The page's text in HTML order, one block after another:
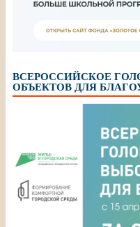
ВСЕРОССИЙСКОЕ
ОБЪЕКТОВ ДЛЯ